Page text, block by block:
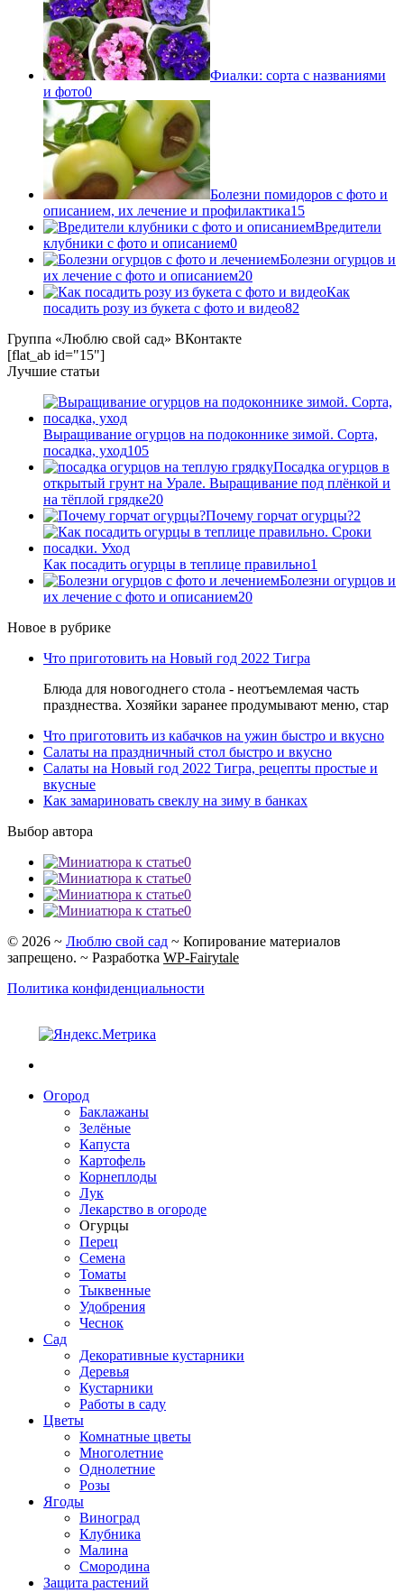
Фиалки: сорта с названиями
и фото0
Болезни помидоров с фото и
описанием, их лечение и профилактика15
Вредители
клубники с фото и описанием0
Болезни огурцов и
их лечение с фото и описанием20
Как
посадить розу из букета с фото и видео82
Группа «Люблю свой сад» ВКонтакте
[flat_ab id="15"]
Лучшие статьи
Выращивание огурцов на подоконнике зимой. Сорта,
посадка, уход105
Посадка огурцов в
открытый грунт на Урале. Выращивание под плёнкой и
на тёплой грядке20
Почему горчат огурцы?2
Как посадить огурцы в теплице правильно1
Болезни огурцов и
их лечение с фото и описанием20
Новое в рубрике
Что приготовить на Новый год 2022 Тигра
Блюда для новогоднего стола - неотъемлемая часть
празднества. Хозяйки заранее продумывают меню, стар
Что приготовить из кабачков на ужин быстро и вкусно
Салаты на праздничный стол быстро и вкусно
Салаты на Новый год 2022 Тигра, рецепты простые и
вкусные
Как замариновать свеклу на зиму в банках
Выбор автора
0
0
0
0
© 2026 ~ Люблю свой сад ~ Копирование материалов
запрещено. ~ Разработка WP-Fairytale
Политика конфиденциальности
Огород
Баклажаны
Зелёные
Капуста
Картофель
Корнеплоды
Лук
Лекарство в огороде
Огурцы
Перец
Семена
Томаты
Тыквенные
Удобрения
Чеснок
Сад
Декоративные кустарники
Деревья
Кустарники
Работы в саду
Цветы
Комнатные цветы
Многолетние
Однолетние
Розы
Ягоды
Виноград
Клубника
Малина
Смородина
Защита растений